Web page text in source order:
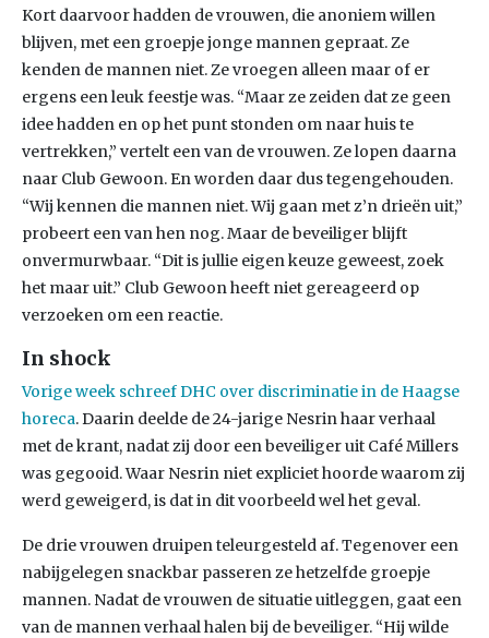
Kort daarvoor hadden de vrouwen, die anoniem willen
blijven, met een groepje jonge mannen gepraat. Ze
kenden de mannen niet. Ze vroegen alleen maar of er
ergens een leuk feestje was. “Maar ze zeiden dat ze geen
idee hadden en op het punt stonden om naar huis te
vertrekken,” vertelt een van de vrouwen. Ze lopen daarna
naar Club Gewoon. En worden daar dus tegengehouden.
“Wij kennen die mannen niet. Wij gaan met z’n drieën uit,”
probeert een van hen nog. Maar de beveiliger blijft
onvermurwbaar. “Dit is jullie eigen keuze geweest, zoek
het maar uit.” Club Gewoon heeft niet gereageerd op
verzoeken om een reactie.
In shock
Vorige week schreef DHC over discriminatie in de Haagse
horeca. Daarin deelde de 24-jarige Nesrin haar verhaal
met de krant, nadat zij door een beveiliger uit Café Millers
was gegooid. Waar Nesrin niet expliciet hoorde waarom zij
werd geweigerd, is dat in dit voorbeeld wel het geval.
De drie vrouwen druipen teleurgesteld af. Tegenover een
nabijgelegen snackbar passeren ze hetzelfde groepje
mannen. Nadat de vrouwen de situatie uitleggen, gaat een
van de mannen verhaal halen bij de beveiliger. “Hij wilde